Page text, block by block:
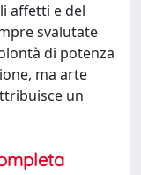
affetti e del
svalutate
di potenza
ma arte
un